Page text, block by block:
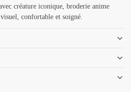
créature iconique, broderie anime
confortable et soigné.